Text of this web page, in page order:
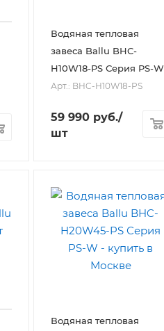
Водяная тепловая
завеса Ballu BHC-
H10W18-PS Серия PS-W
Арт.: BHC-H10W18-PS
59 990 руб./
шт
Водяная тепловая